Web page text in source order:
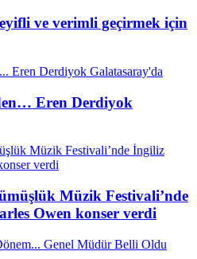
ve verimli geçirmek için
Eren Derdiyok
Müzik Festivali’nde
Owen konser verdi